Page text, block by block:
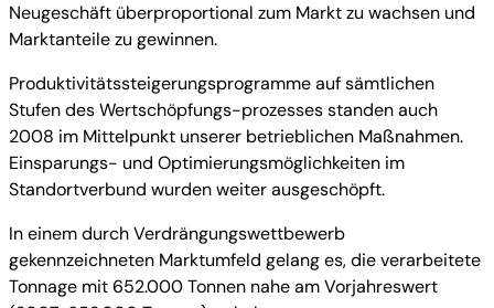
Neugeschäft überproportional zum Markt zu wachsen und
Marktanteile zu gewinnen.
Produktivitätssteigerungsprogramme auf sämtlichen
Stufen des Wertschöpfungs-prozesses standen auch
2008 im Mittelpunkt unserer betrieblichen Maßnahmen.
Einsparungs- und Optimierungsmöglichkeiten im
Standortverbund wurden weiter ausgeschöpft.
In einem durch Verdrängungswettbewerb
gekennzeichneten Marktumfeld gelang es, die verarbeitete
Tonnage mit 652.000 Tonnen nahe am Vorjahreswert